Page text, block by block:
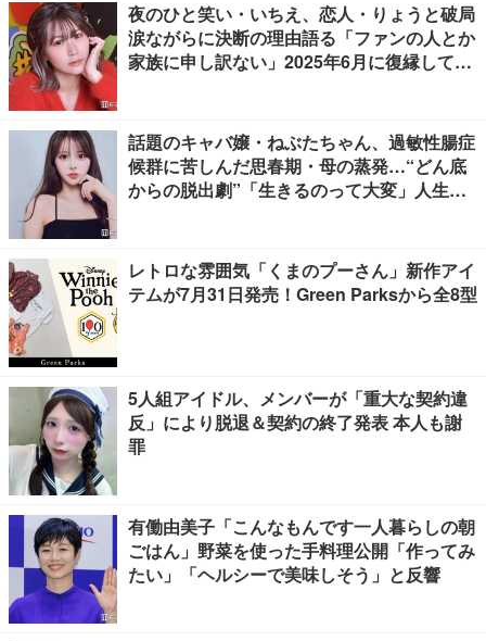
夜のひと笑い・いちえ、恋人・りょうと破局
涙ながらに決断の理由語る「ファンの人とか
家族に申し訳ない」2025年6月に復縁してい
話題のキャバ嬢・ねぶたちゃん、過敏性腸症
候群に苦しんだ思春期・母の蒸発…“どん底
からの脱出劇”「生きるのって大変」人生変
レトロな雰囲気「くまのプーさん」新作アイ
テムが7月31日発売！Green Parksから全8型
5人組アイドル、メンバーが「重大な契約違
反」により脱退＆契約の終了発表 本人も謝
罪
有働由美子「こんなもんです一人暮らしの朝
ごはん」野菜を使った手料理公開「作ってみ
たい」「ヘルシーで美味しそう」と反響